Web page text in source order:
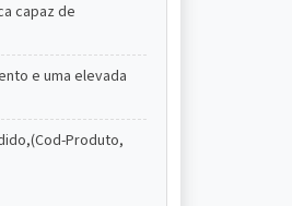
capaz de
e uma elevada
Produto,